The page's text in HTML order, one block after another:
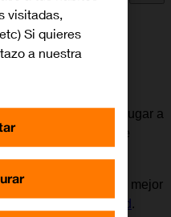
puede haber varias
de red varía de un lugar a
que no es posible
desde un lugar con mejor
de cobertura de red .
visitadas,
Si quieres
a nuestra